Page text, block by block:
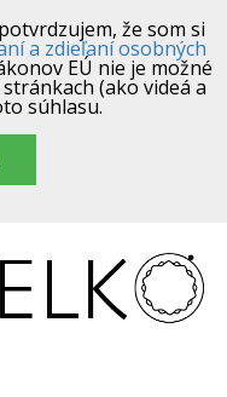
že som si
a zdieľaní osobných
EÚ nie je možné
(ako videá a
súhlasu.